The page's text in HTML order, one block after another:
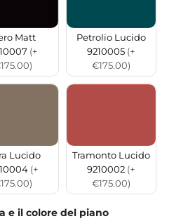
Matt
(+
Petrolio Lucido
9210005 (+
€175.00)
Lucido
(+
Tramonto Lucido
9210002 (+
€175.00)
e il colore del piano